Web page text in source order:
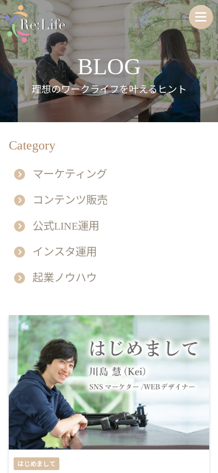
BLOG
理想のワークライフを叶えるヒント
Category
マーケティング
コンテンツ販売
公式LINE運用
インスタ運用
起業ノウハウ
はじめまして